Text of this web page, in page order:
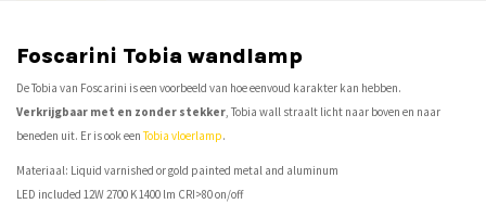
Foscarini Tobia wandlamp
De Tobia van Foscarini is een voorbeeld van hoe eenvoud karakter kan hebben.
Verkrijgbaar met en zonder stekker, Tobia wall straalt licht naar boven en naar
beneden uit. Er is ook eenTobia vloerlamp.
Materiaal: Liquid varnished or gold painted metal and aluminum
LED included 12W 2700 K 1400 lm CRI>80 on/off